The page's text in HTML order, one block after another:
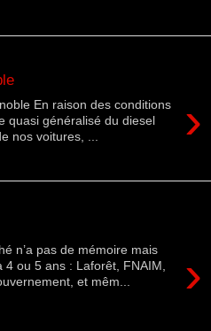
›
En raison des conditions
quasi généralisé du diesel
nos voitures, ...
›
n’a pas de mémoire mais
4 ou 5 ans : Laforêt, FNAIM,
et mêm...